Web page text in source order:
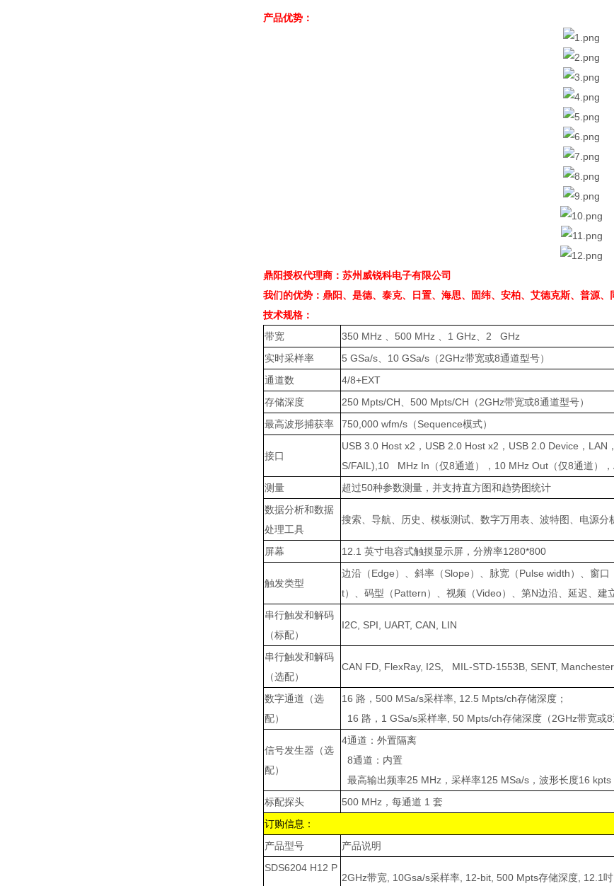
产品优势：
鼎阳授权代理商：苏州威锐科电子有限公司
我们的优势：鼎阳、是德、泰克、日置、海思、固纬、安柏、艾德克斯、普源、
技术规格：
带宽
350 MHz 500 MHz 1 GHz
2 GHz
实时采样率
5 GSa/s 10 GSa/s （2GHz带宽或8通道型号）
通道数
4/8+EXT
存储深度
250 Mpts/CH 500 Mpts/CH （2GHz带宽或8通道型号）
最高波形捕获率
750,000 wfm/s （Sequence模式）
接口
USB 3.0 Host x2 ， USB 2.0 Host x2 ， USB 2.0 Device ， LAN ，
S/FAIL),10 MHz In （仅8通道）， 10 MHz Out （仅8通道），
测量
超过50种参数测量，并支持直方图和趋势图统计
数据分析和数据
处理工具
搜索、导航、历史、模板测试、数字万用表、波特图、电源
屏幕 12.1 英寸电容式触摸显示屏，分辨率1280*800
触发类型
边沿（Edge）、斜率（Slope）、脉宽（Pulse width）、窗口
t）、码型（Pattern）、视频（Video）、第N边沿、延迟、建
串行触发和解码
（标配）
I2C, SPI, UART, CAN, LIN
串行触发和解码
（选配）
CAN FD, FlexRay, I2S, MIL-STD-1553B, SENT,
数字通道（选
配）
16 路， 500 MSa/s采样率 , 12.5 Mpts/ch存储深度；
16 路， 1 GSa/s采样率 , 50 Mpts/ch存储深度（2GHz带宽或8
信号发生器（选
配）
4通道：外置隔离
8通道：内置
最高输出频率25 MHz ，采样率125 MSa/s ，波形长度16 kpts
标配探头
500 MHz ，每通道 1 套
订购信息：
产品型号
产品说明
SDS6204 H12 P
2GHz带宽 , 10Gsa/s采样率 , 12-bit, 500 Mpts存储深度 , 12.1